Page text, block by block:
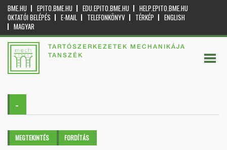
BME.HU EPITO.BME.HU EDU.EPITO.BME.HU
HELP.EPITO.BME.HU
OKTATÓI BELÉPÉS
E-MAIL TELEFONKÖNYV TÉRKÉP
ENGLISH
MAGYAR
TARTÓSZERKEZETEK MECHANIKÁJA
TANSZÉK
-
Elsődleges fülek
MEGTEKINTÉS (AKTÍVFORDÍTÁS